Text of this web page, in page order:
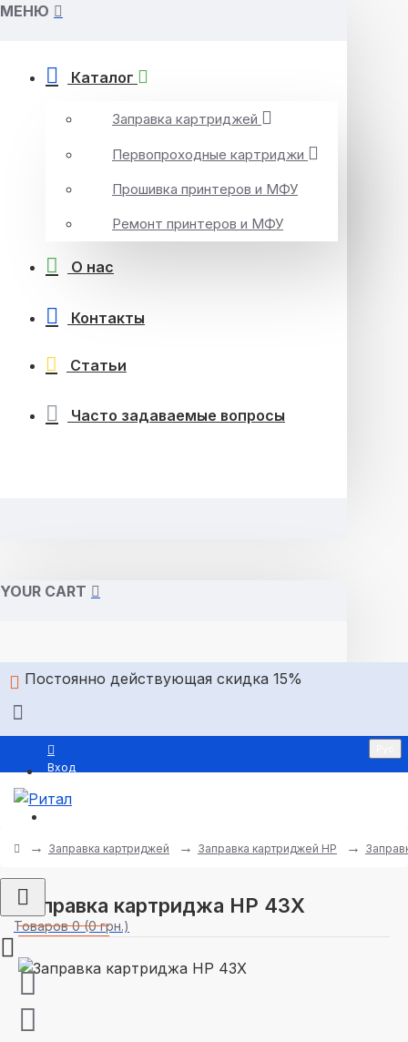
МЕНЮ
Каталог
Заправка картриджей
Первопроходные картриджи
Прошивка принтеров и МФУ
Ремонт принтеров и МФУ
О нас
Контакты
Статьи
Часто задаваемые вопросы
YOUR CART
Постоянно действующая скидка 15%
Вход
Товаров 0 (0 грн.)
Заправка картриджей Заправка картриджей HP
Заправка картриджа HP 43X